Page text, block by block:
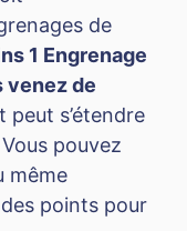
de
1 Engrenage
venez de
peut s’étendre
pouvez
même
points pour